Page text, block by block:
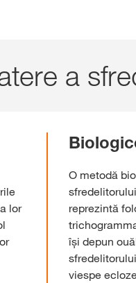
a
lor
O metodă
reprezintă
își depun
viespe